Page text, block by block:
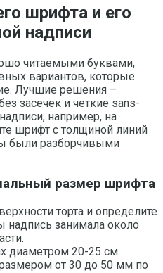
шрифта и его
надписи
читаемыми буквами,
вариантов, которые
Лучшие решения –
засечек и четкие sans-
например, на
шрифт с толщиной линий
были разборчивыми
размер шрифта
торта и определите
надпись занимала около
диаметром 20-25 см
от 30 до 50 мм по